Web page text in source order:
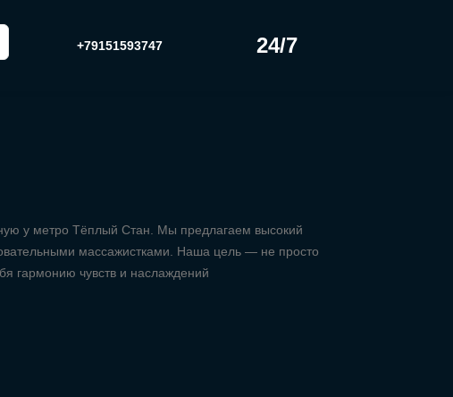
+79151593747 24/7
у метро Тёплый Стан. Мы предлагаем высокий
массажистками. Наша цель — не просто
гармонию чувств и наслаждений